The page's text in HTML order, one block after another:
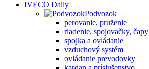
IVECO Daily
Podvozok
perovanie, pruženie
riadenie, spojovačky, čapy
spojka a ovládanie
vzduchový systém
ovládanie prevodovky